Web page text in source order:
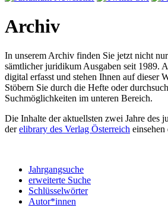
Archiv
In unserem Archiv finden Sie jetzt nicht
sämtlicher juridikum Ausgaben seit 1989.
digital erfasst und stehen Ihnen auf dieser
Stöbern Sie durch die Hefte oder
Suchmöglichkeiten im unteren Bereich.
Die Inhalte der aktuellsten zwei Jahre des
derelibrary des Verlag Österreich einsehen
Jahrgangsuche
erweiterte Suche
Schlüsselwörter
Autor*innen